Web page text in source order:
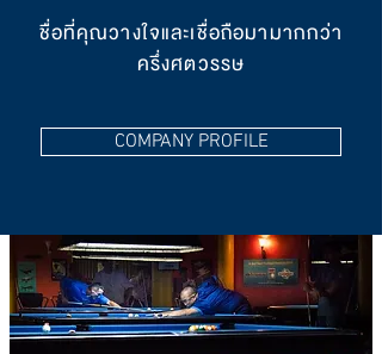
ชื่อที่คุณวางใจและเชื่อถือมามากกว่า
ครึ่งศตวรรษ
COMPANY PROFILE